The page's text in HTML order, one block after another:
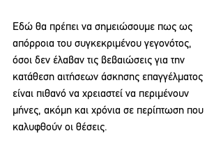
Εδώ θα πρέπει να σημειώσουμε πως ως
απόρροια του συγκεκριμένου γεγονότος,
όσοι δεν έλαβαν τις βεβαιώσεις για την
κατάθεση αιτήσεων άσκησης επαγγέλματος
είναι πιθανό να χρειαστεί να περιμένουν
μήνες, ακόμη και χρόνια σε περίπτωση που
καλυφθούν οι θέσεις.